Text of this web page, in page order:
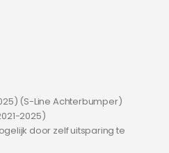
(S-Line Achterbumper)
2025)
door zelf uitsparing te